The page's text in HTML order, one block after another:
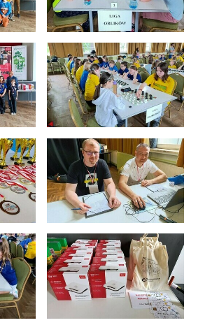
lub firm będących naszymi
dostawców usług. Firmy te działają
prezentujących nasze treści w
komunikatów mediów